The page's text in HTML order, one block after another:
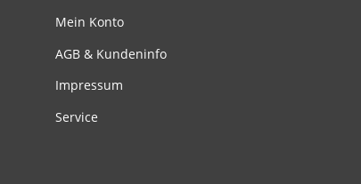
Mein Konto
AGB & Kundeninfo
Impressum
Service